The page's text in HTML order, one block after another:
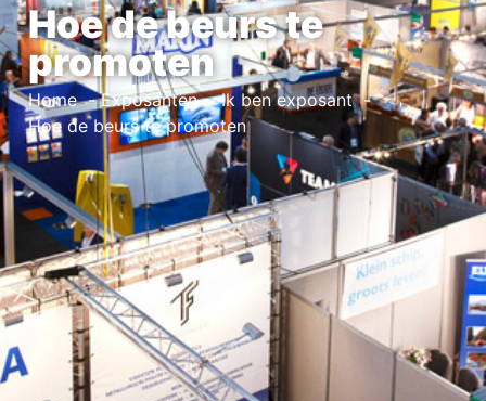
Hoe de beurs te
promoten
Home Exposanten
Ik ben exposant
Hoe de beurs te promoten